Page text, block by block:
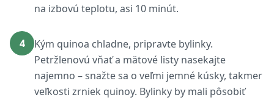
na izbovú teplotu, asi 10 minút.
4
Kým quinoa chladne, pripravte bylinky.
Petržlenovú vňať a mätové listy nasekajte
najemno – snažte sa o veľmi jemné kúsky, takmer
veľkosti zrniek quinoy. Bylinky by mali pôsobiť